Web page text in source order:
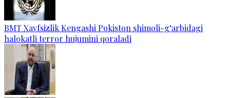
BMT Xavfsizlik Kengashi Pokiston shimoli-g‘arbidagi
halokatli terror hujumini qoraladi